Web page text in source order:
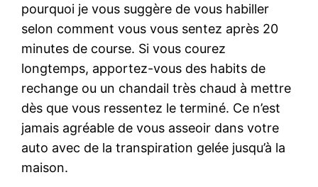
pourquoi je vous suggère de vous habiller
selon comment vous vous sentez après 20
minutes de course. Si vous courez
longtemps, apportez-vous des habits de
rechange ou un chandail très chaud à mettre
dès que vous ressentez le terminé. Ce n’est
jamais agréable de vous asseoir dans votre
auto avec de la transpiration gelée jusqu’à la
maison.